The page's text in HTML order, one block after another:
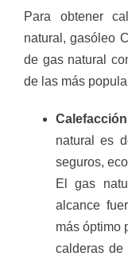
Para obtener
natural, gasóleo
de gas natural
de las más
natural es
seguros,
El gas
alcance
más óptimo
calderas de